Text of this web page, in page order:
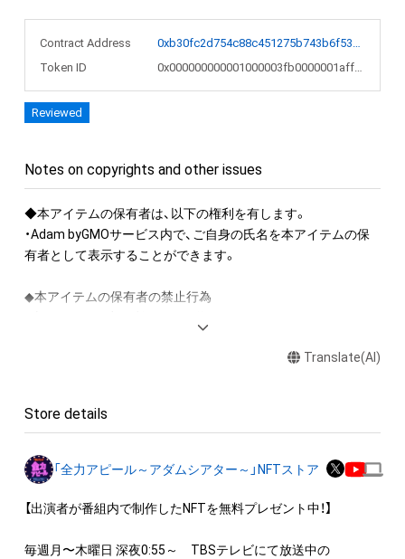
Contract Address
0xb30fc2d754c88c451275b743b6f530f19f643683
Token ID
0x000000000001000003fb0000001aff12
Reviewed
Notes on copyrights and other issues
◆本アイテムの保有者は、以下の権利を有します。
・Adam byGMOサービス内で、ご自身の氏名を本アイテムの保
有者として表示することができます。
◆本アイテムの保有者の禁止行為
◆本アイテムに関する注意事項
ロゴ等を含みますがこれらに限られません。)にかかる知的財産
権(著作権、特許権、実用新案権、商標権、意匠権その他の知的財
産権(それらの権利を取得し、又はそれらの権利につき登録等を
作権を有する方、著作隣接権の権利者またはその管理委託を受
Translate(AI)
Store details
「全力アピール～アダムシアター～」NFTストア
【出演者が番組内で制作したNFTを無料プレゼント中！】
毎週月〜木曜日 深夜0:55～　TBSテレビにて放送中の